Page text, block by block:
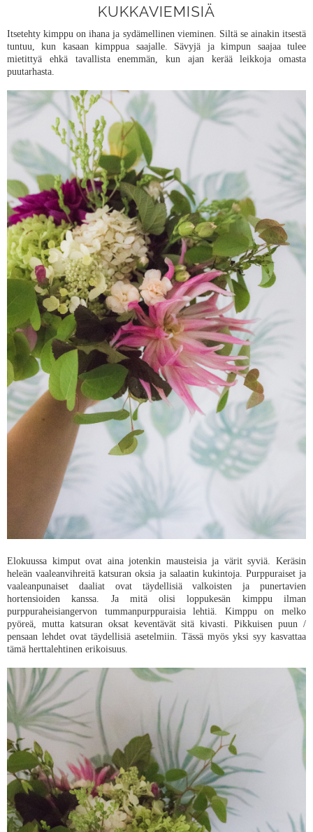
KUKKAVIEMISIÄ
Itsetehty kimppu on ihana ja sydämellinen vieminen. Siltä se ainakin itsestä
tuntuu, kun kasaan kimppua saajalle. Sävyjä ja kimpun saajaa tulee
mietittyä ehkä tavallista enemmän, kun ajan kerää leikkoja omasta
puutarhasta.
Elokuussa kimput ovat aina jotenkin mausteisia ja värit syviä. Keräsin
heleän vaaleanvihreitä katsuran oksia ja salaatin kukintoja. Purppuraiset ja
vaaleanpunaiset daaliat ovat täydellisiä valkoisten ja punertavien
hortensioiden kanssa. Ja mitä olisi loppukesän kimppu ilman
purppuraheisiangervon tummanpurppuraisia lehtiä. Kimppu on melko
pyöreä, mutta katsuran oksat keventävät sitä kivasti. Pikkuisen puun /
pensaan lehdet ovat täydellisiä asetelmiin. Tässä myös yksi syy kasvattaa
tämä herttalehtinen erikoisuus.